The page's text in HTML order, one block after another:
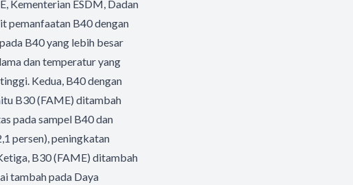
Kementerian ESDM, Dadan
pemanfaatan B40 dengan
B40 yang lebih besar
dan temperatur yang
Kedua, B40 dengan
B30 (FAME) ditambah
pada sampel B40 dan
persen), peningkatan
B30 (FAME) ditambah
tambah pada Daya